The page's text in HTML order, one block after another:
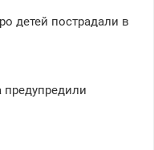
детей пострадали в